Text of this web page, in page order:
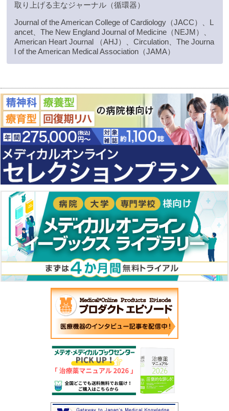
取り上げる主なジャーナル（循環器）
Journal of the American College of Cardiology（JACC）、L
ancet、The New England Journal of Medicine（NEJM）、
American Heart Journal （AHJ）、Circulation、The Journa
l of the American Medical Association（JAMA）